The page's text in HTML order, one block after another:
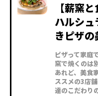
【薪窯
ハルシ
きピザの
ピザって家庭
窯で焼くのは
あれど、美食
ススメの3店
達のこだわり